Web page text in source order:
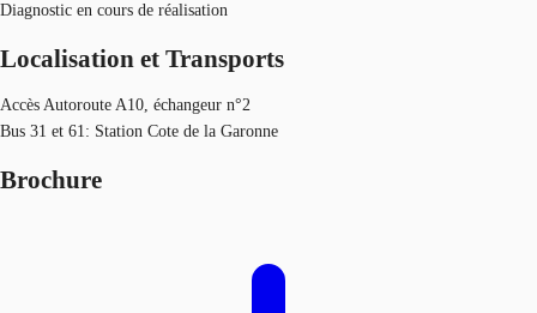
Diagnostic en cours de réalisation
Localisation et Transports
Accès Autoroute A10, échangeur n°2
Bus 31 et 61: Station Cote de la Garonne
Brochure